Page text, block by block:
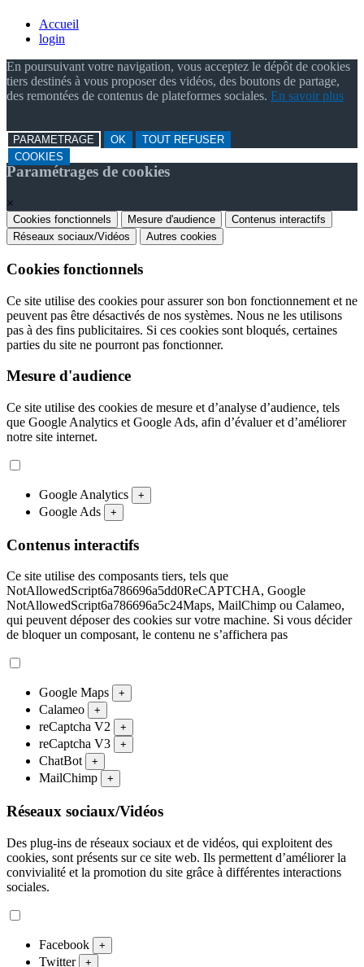
Accueil
login
En poursuivant votre navigation, vous acceptez le dépôt de cookies
tiers destinés à vous proposer des vidéos, des boutons de partage,
des remontées de contenus de plateformes sociales. En savoir plus
PARAMETRAGE OK
TOUT REFUSER
COOKIES
Paramétrages de cookies
×
Cookies fonctionnels Mesure d'audience
Contenus interactifs
Réseaux sociaux/Vidéos
Autres cookies
Cookies fonctionnels
Ce site utilise des cookies pour assurer son bon fonctionnement et ne
peuvent pas être désactivés de nos systèmes. Nous ne les utilisons
pas à des fins publicitaires. Si ces cookies sont bloqués, certaines
parties du site ne pourront pas fonctionner.
Mesure d'audience
Ce site utilise des cookies de mesure et d’analyse d’audience, tels
que Google Analytics et Google Ads, afin d’évaluer et d’améliorer
notre site internet.
Google Analytics +
Google Ads +
Contenus interactifs
Ce site utilise des composants tiers, tels que
NotAllowedScript6a786696a5dd0ReCAPTCHA, Google
NotAllowedScript6a786696a5c24Maps, MailChimp ou Calameo,
qui peuvent déposer des cookies sur votre machine. Si vous décider
de bloquer un composant, le contenu ne s’affichera pas
Google Maps +
Calameo +
reCaptcha V2 +
reCaptcha V3 +
ChatBot +
MailChimp +
Réseaux sociaux/Vidéos
Des plug-ins de réseaux sociaux et de vidéos, qui exploitent des
cookies, sont présents sur ce site web. Ils permettent d’améliorer la
convivialité et la promotion du site grâce à différentes interactions
sociales.
Facebook +
Twitter +